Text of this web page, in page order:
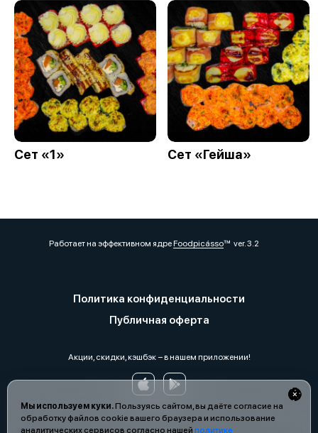
Мы используем куки.Пользуясь сайтом, вы даёте согласие на
обработку файлов cookie вашего браузера и использование
аналитических сервисов согласно нашей политике
Сет «1» Сет «Гейша»
Работает на эффективном ядреFoodpicássover. 3.2
Политика конфиденциальности
Публичная оферта
Акции, скидки, кэшбэк − в нашем приложении!